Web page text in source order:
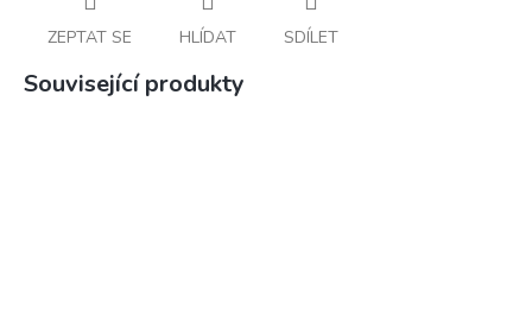
ZEPTAT SE HLÍDAT SDÍLET
Související produkty